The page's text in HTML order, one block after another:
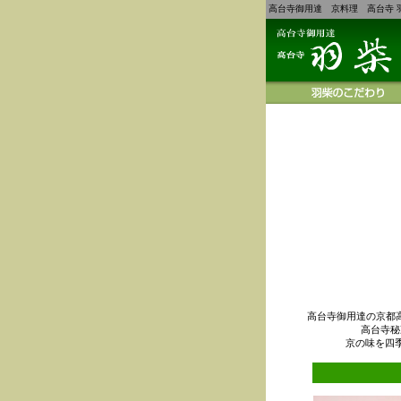
高台寺御用達 京料理 高台寺
高台寺御用達の京都
高台寺
京の味を四